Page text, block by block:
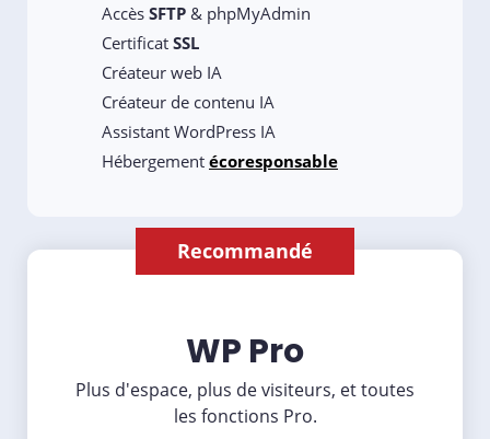
Accès SFTP & phpMyAdmin
Certificat SSL
Créateur web IA
Créateur de contenu IA
Assistant WordPress IA
Hébergement écoresponsable
Recommandé
WP Pro
Plus d'espace, plus de visiteurs, et toutes
les fonctions Pro.